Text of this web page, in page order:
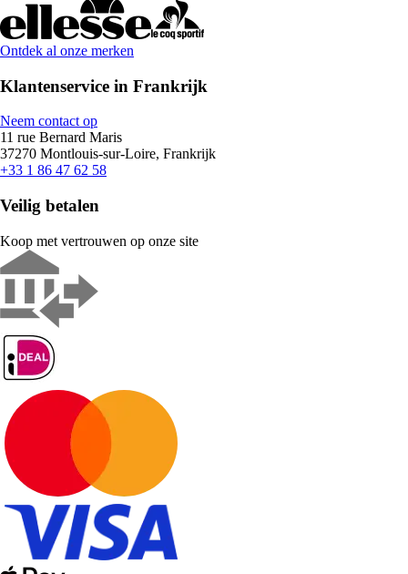
Ontdek al onze merken
Klantenservice in Frankrijk
Neem contact op
11 rue Bernard Maris
37270 Montlouis-sur-Loire, Frankrijk
+33 1 86 47 62 58
Veilig betalen
Koop met vertrouwen op onze site